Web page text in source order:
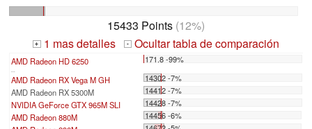
15433 Points (12%)
+ 1 mas detalles - Ocultar tabla de comparación
AMD Radeon HD 6250 171.8 -99%
AMD Radeon RX Vega M GH
14302 -7%
AMD Radeon RX 5300M
14412 -7%
NVIDIA GeForce GTX 965M SLI
14428 -7%
AMD Radeon 880M
14456 -6%